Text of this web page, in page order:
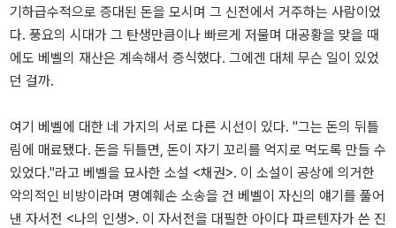
기하급수적으로 증대된 돈을 모시며 그 신전에서 거주하는 사람이었
다. 풍요의 시대가 그 탄생만큼이나 빠르게 저물며 대공황을 맞을 때
에도 베벨의 재산은 계속해서 증식했다. 그에겐 대체 무슨 일이 있었
던 걸까.
여기 베벨에 대한 네 가지의 서로 다른 시선이 있다. "그는 돈의 뒤틀
림에 매료됐다. 돈을 뒤틀면, 돈이 자기 꼬리를 억지로 먹도록 만들 수
있었다."라고 베벨을 묘사한 소설 <채권>. 이 소설이 공상에 의거한
악의적인 비방이라며 명예훼손 소송을 건 베벨이 자신의 얘기를 풀어
낸 자서전 <나의 인생>. 이 자서전을 대필한 아이다 파르텐자가 쓴 진